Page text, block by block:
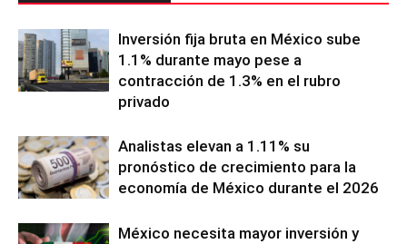
Inversión fija bruta en México sube
1.1% durante mayo pese a
contracción de 1.3% en el rubro
privado
Analistas elevan a 1.11% su
pronóstico de crecimiento para la
economía de México durante el 2026
México necesita mayor inversión y